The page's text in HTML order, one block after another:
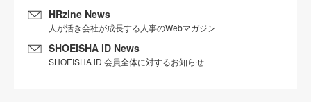
HRzine News
人が活き会社が成長する人事のWebマガジン
SHOEISHA iD News
SHOEISHA iD 会員全体に対するお知らせ